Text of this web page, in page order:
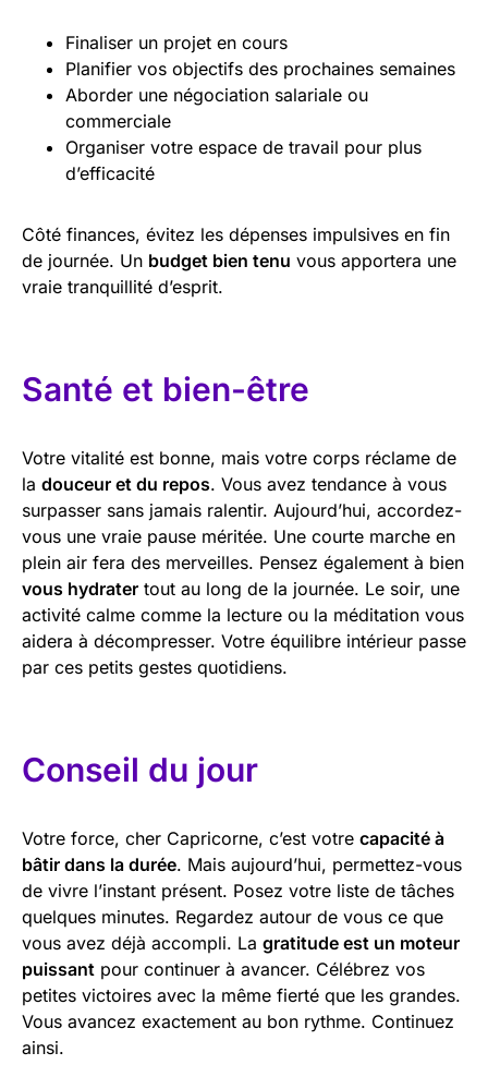
Finaliser un projet en cours
Planifier vos objectifs des prochaines semaines
Aborder une négociation salariale ou
commerciale
Organiser votre espace de travail pour plus
d’efficacité
Côté finances, évitez les dépenses impulsives en fin
de journée. Un budget bien tenu vous apportera une
vraie tranquillité d’esprit.
Santé et bien-être
Votre vitalité est bonne, mais votre corps réclame de
la douceur et du repos. Vous avez tendance à vous
surpasser sans jamais ralentir. Aujourd’hui, accordez-
vous une vraie pause méritée. Une courte marche en
plein air fera des merveilles. Pensez également à bien
vous hydrater tout au long de la journée. Le soir, une
activité calme comme la lecture ou la méditation vous
aidera à décompresser. Votre équilibre intérieur passe
par ces petits gestes quotidiens.
Conseil du jour
Votre force, cher Capricorne, c’est votre capacité à
bâtir dans la durée. Mais aujourd’hui, permettez-vous
de vivre l’instant présent. Posez votre liste de tâches
quelques minutes. Regardez autour de vous ce que
vous avez déjà accompli. La gratitude est un moteur
puissant pour continuer à avancer. Célébrez vos
petites victoires avec la même fierté que les grandes.
Vous avancez exactement au bon rythme. Continuez
ainsi.